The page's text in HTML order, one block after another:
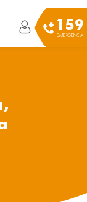
159
EMERGENCIA